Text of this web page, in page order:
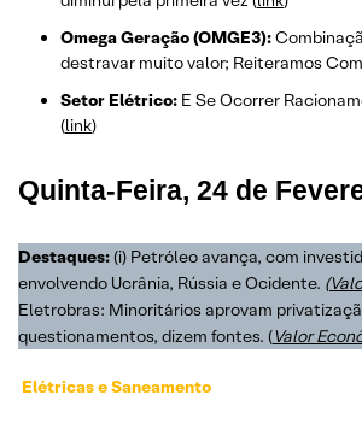
Omega Geração (OMGE3):
destravar muito valor; Reiteramos
Setor Elétrico: E Se Ocorrer
(link)
Quinta-Feira, 24 de
Destaques:(i) Petróleo avança, com
envolvendo Ucrânia, Rússia e Ocidente. (
Eletrobras: Minoritários aprovam
questionamentos, dizem fontes. (Valor
Elétricas e Saneamento